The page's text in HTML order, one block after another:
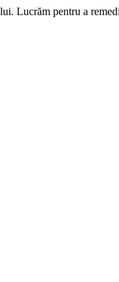
Lucrăm pentru a